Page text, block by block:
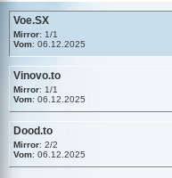
Voe.SX
Mirror: 1/1
Vom: 06.12.2025
Vinovo.to
Mirror: 1/1
Vom: 06.12.2025
Dood.to
Mirror: 2/2
Vom: 06.12.2025